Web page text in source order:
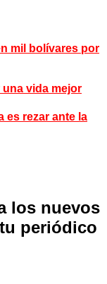
mil bolívares por
una vida mejor
es rezar ante la
los nuevos
periódico